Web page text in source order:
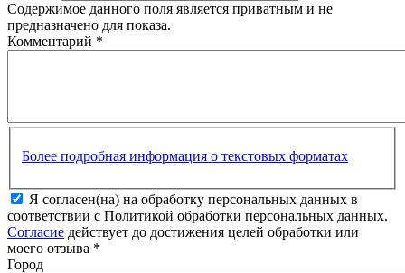
Содержимое данного поля является приватным и не
предназначено для показа.
Комментарий *
Более подробная информация о текстовых форматах
Я согласен(на) на обработку персональных данных в
соответствии с Политикой обработки персональных данных.
Согласие действует до достижения целей обработки или
моего отзыва *
Город